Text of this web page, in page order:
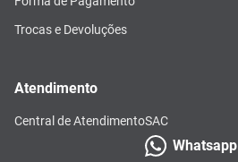
Trocas e Devoluções
Atendimento
Central de AtendimentoSAC
Whatsapp